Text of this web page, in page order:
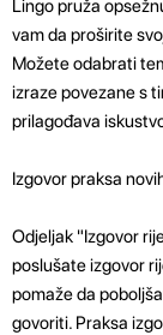
Lingo pruža
vam da proširite
Možete odabrati
izraze povezane s
prilagođava
Izgovor praksa
Odjeljak "Izgovor
poslušate izgovor
pomaže da
govoriti. Praksa